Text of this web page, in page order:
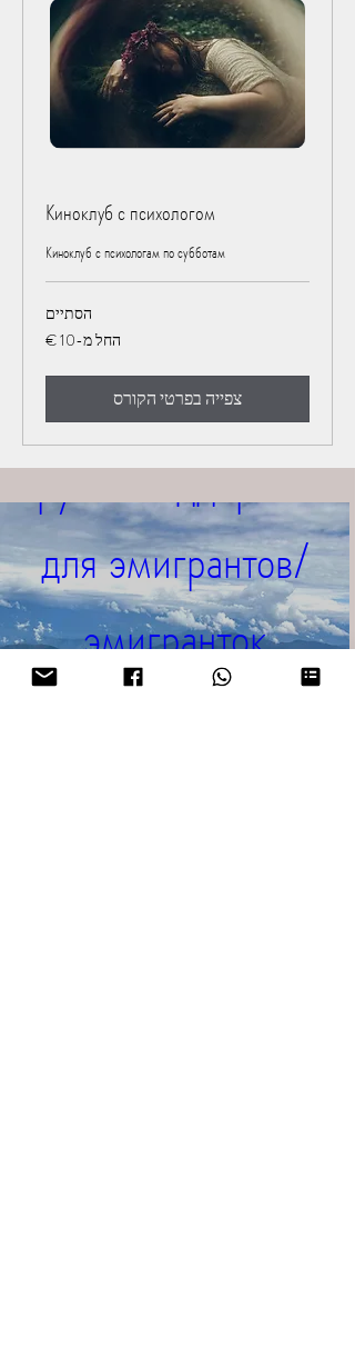
Киноклуб с психологом
Киноклуб с психологам по субботам
הסתיים
החל מ-‏10 ‏€
צפייה בפרטי הקורס
Группа поддержки
для эмигрантов/
эмигранток